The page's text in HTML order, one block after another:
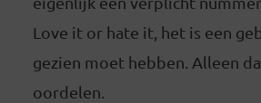
Love it or hate it, het is een
gezien moet hebben. Alleen
oordelen.